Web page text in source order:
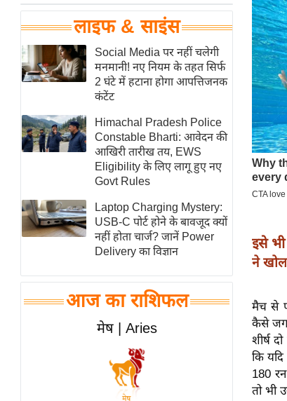
घरेलू नुस्खे
पर्यटन स्थल
फिटनेस मंत्रा
रिलेशनशिप
राजनीति
विश्लेषण
समसामयिक
मातृभूमि
एम.
आर.
आई.
समीक्षा
धर्म
ज्योतिष
लाइफ & साइंस
Social Media पर नहीं चलेगी
मनमानी! नए नियम के तहत सिर्फ
2 घंटे में हटाना होगा आपत्तिजनक
कंटेंट
Himachal Pradesh Police
Constable Bharti: आवेदन की
आखिरी तारीख तय, EWS
Eligibility के लिए लागू हुए नए
Govt Rules
Laptop Charging Mystery:
USB-C पोर्ट होने के बावजूद क्यों
नहीं होता चार्ज? जानें Power
Delivery का विज्ञान
आज का राशिफल
मेष | Aries
इसे
ने
मैच से
कैसे
शीर्ष
कि
180
तो भी